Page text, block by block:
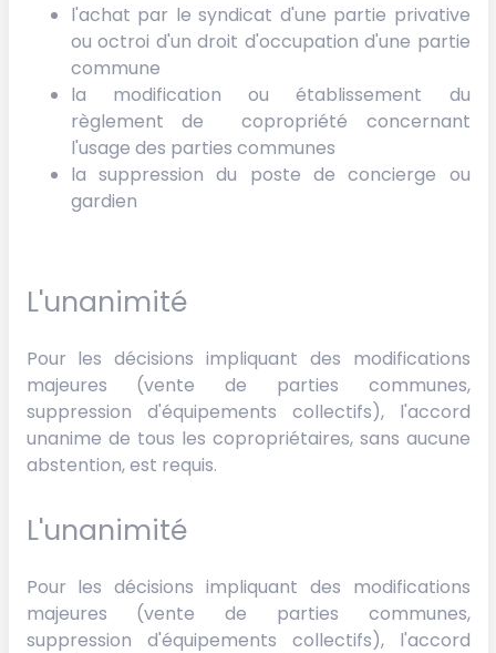
l'achat par le syndicat d'une partie privative
ou octroi d'un droit d'occupation d'une partie
commune
la modification ou établissement du
règlement de copropriété concernant
l'usage des parties communes
la suppression du poste de concierge ou
gardien
L'unanimité
Pour les décisions impliquant des modifications
majeures (vente de parties communes,
suppression d'équipements collectifs), l'accord
unanime de tous les copropriétaires, sans aucune
abstention, est requis.
L'unanimité
Pour les décisions impliquant des modifications
majeures (vente de parties communes,
suppression d'équipements collectifs), l'accord